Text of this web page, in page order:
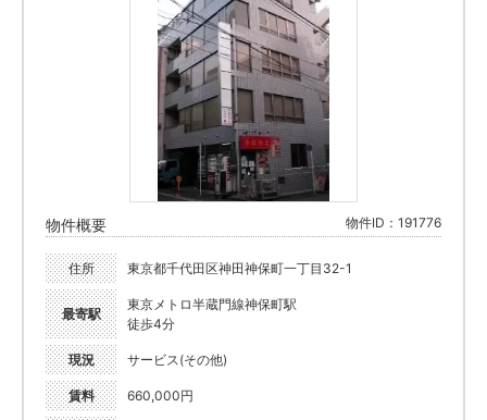
物件概要 物件ID：191776
住所 東京都千代田区神田神保町一丁目32-1
最寄駅
東京メトロ半蔵門線神保町駅
徒歩4分
現況 サービス(その他)
賃料 660,000円